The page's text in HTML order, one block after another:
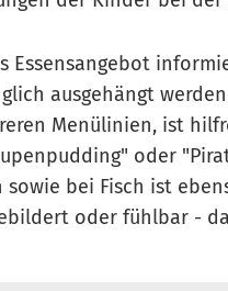
ausgehängt
Menülinien, ist
oder
bei Fisch ist
oder fühlbar -